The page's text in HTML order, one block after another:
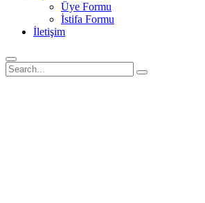
Üye Formu
İstifa Formu
İletişim